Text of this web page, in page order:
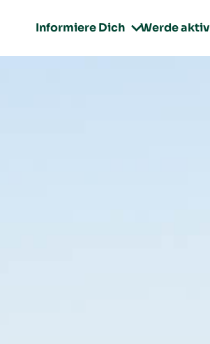
Informiere Dich Werde aktiv